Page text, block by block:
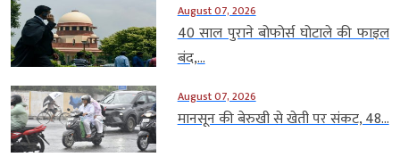
August 07, 2026
40 साल पुराने बोफोर्स घोटाले की फाइल
बंद,...
August 07, 2026
मानसून की बेरुखी से खेती पर संकट, 48...